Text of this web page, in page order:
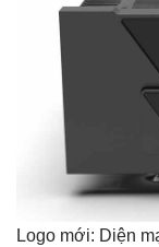
Logo mới: Diện